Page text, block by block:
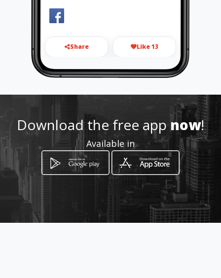
Share Like 13
info@indexit.pt
http://www.ubizportugal.pt
Location -
Download the free appnow!
Available in